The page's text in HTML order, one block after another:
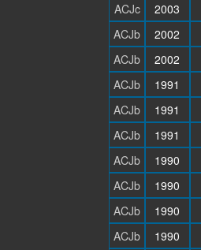
ACJc
2003
ACJb
2002
ACJb
2002
ACJb
1991
ACJb
1991
ACJb
1991
ACJb
1990
ACJb
1990
ACJb
1990
ACJb
1990